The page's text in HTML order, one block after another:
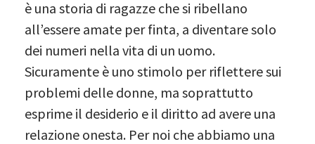
è una storia di ragazze che si ribellano
all’essere amate per finta, a diventare solo
dei numeri nella vita di un uomo.
Sicuramente è uno stimolo per riflettere sui
problemi delle donne, ma soprattutto
esprime il desiderio e il diritto ad avere una
relazione onesta. Per noi che abbiamo una